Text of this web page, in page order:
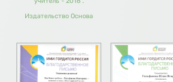
Издательство Основа